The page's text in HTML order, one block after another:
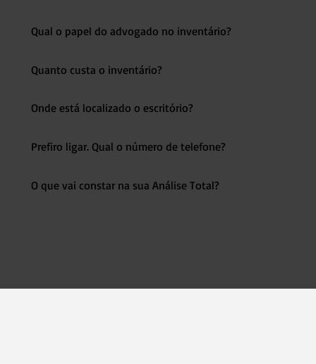
Qual o papel do advogado no inventário?
Quanto custa o inventário?
Onde está localizado o escritório?
Prefiro ligar. Qual o número de telefone?
O que vai constar na sua Análise Total?